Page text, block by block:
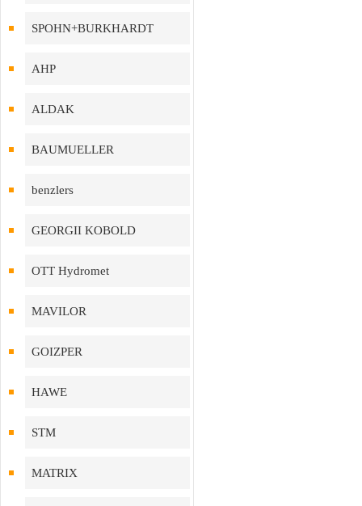
SPOHN+BURKHARDT
AHP
ALDAK
BAUMUELLER
benzlers
GEORGII KOBOLD
OTT Hydromet
MAVILOR
GOIZPER
HAWE
STM
MATRIX